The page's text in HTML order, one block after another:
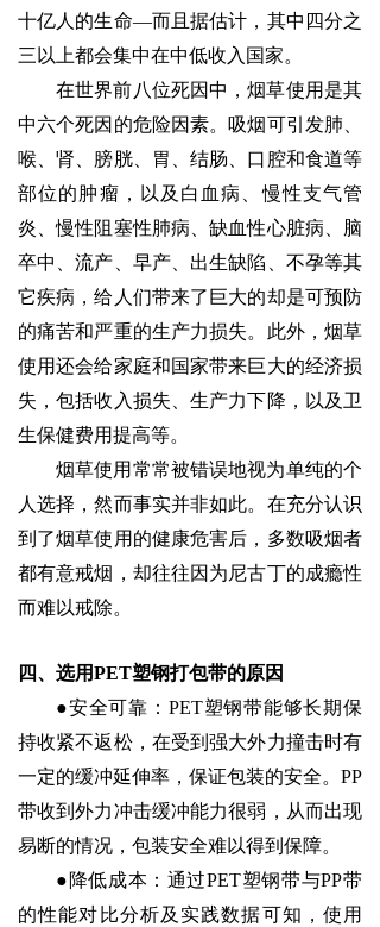
十亿人的生命—而且据估计，其中四分之
三以上都会集中在中低收入国家。
在世界前八位死因中，烟草使用是其
中六个死因的危险因素。吸烟可引发肺、
喉、肾、膀胱、胃、结肠、口腔和食道等
部位的肿瘤，以及白血病、慢性支气管
炎、慢性阻塞性肺病、缺血性心脏病、脑
卒中、流产、早产、出生缺陷、不孕等其
它疾病，给人们带来了巨大的却是可预防
的痛苦和严重的生产力损失。此外，烟草
使用还会给家庭和国家带来巨大的经济损
失，包括收入损失、生产力下降，以及卫
生保健费用提高等。
烟草使用常常被错误地视为单纯的个
人选择，然而事实并非如此。在充分认识
到了烟草使用的健康危害后，多数吸烟者
都有意戒烟，却往往因为尼古丁的成瘾性
而难以戒除。
四、选用PET塑钢打包带的原因
●安全可靠：PET塑钢带能够长期保
持收紧不返松，在受到强大外力撞击时有
一定的缓冲延伸率，保证包装的安全。 PP
带收到外力冲击缓冲能力很弱，从而出现
易断的情况，包装安全难以得到保障。
●降低成本：通过PET塑钢带与PP带
的性能对比分析及实践数据可知，使用